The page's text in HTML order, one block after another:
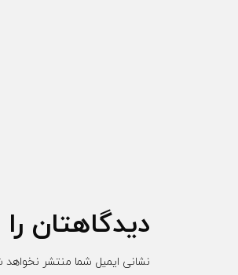
دیدگاهتان
نشانی ایمیل شما منتشر نخواهد